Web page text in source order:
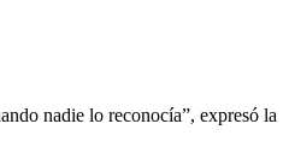
nadie lo reconocía”, expresó la